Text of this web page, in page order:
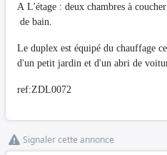
A L'étage : deux chambres à
de bain.
Le duplex est équipé du chauffage
d'un petit jardin et d'un abri de
ref:ZDL0072
Signaler cette annonce